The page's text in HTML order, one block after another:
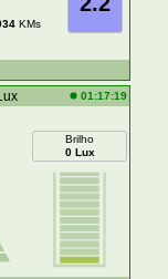
KMs
01:17:19
Brilho
0 Lux